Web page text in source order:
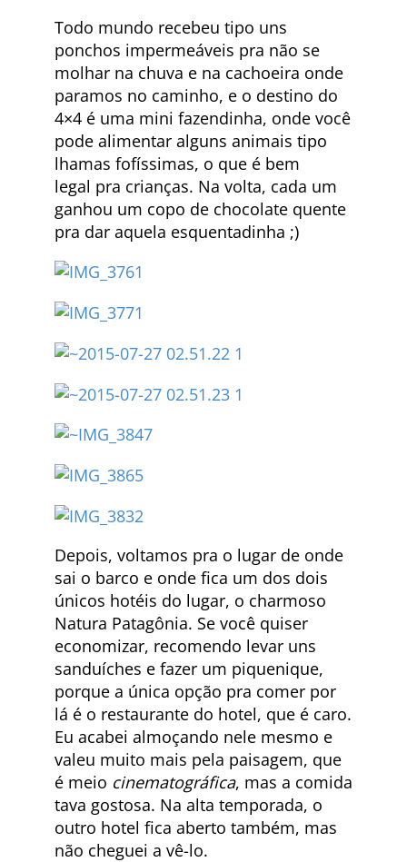
Todo mundo recebeu tipo uns
ponchos impermeáveis pra não se
molhar na chuva e na cachoeira onde
paramos no caminho, e o destino do
4×4 é uma mini fazendinha, onde você
pode alimentar alguns animais tipo
lhamas fofíssimas, o que é bem
legal pra crianças. Na volta, cada um
ganhou um copo de chocolate quente
pra dar aquela esquentadinha ;)
Depois, voltamos pra o lugar de onde
sai o barco e onde fica um dos dois
únicos hotéis do lugar, o charmoso
Natura Patagônia. Se você quiser
economizar, recomendo levar uns
sanduíches e fazer um piquenique,
porque a única opção pra comer por
lá é o restaurante do hotel, que é caro.
Eu acabei almoçando nele mesmo e
valeu muito mais pela paisagem, que
é meio cinematográfica, mas a comida
tava gostosa. Na alta temporada, o
outro hotel fica aberto também, mas
não cheguei a vê-lo.